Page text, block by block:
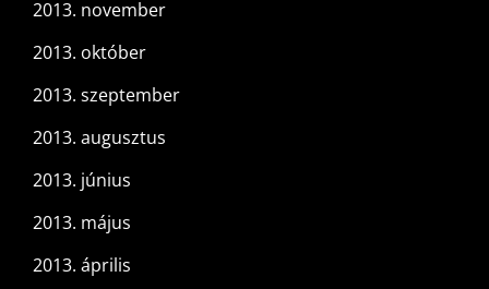
2013. november
2013. október
2013. szeptember
2013. augusztus
2013. június
2013. május
2013. április